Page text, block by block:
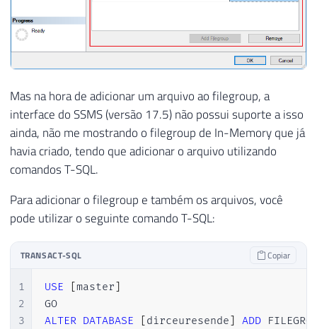
Mas na hora de adicionar um arquivo ao filegroup, a
interface do SSMS (versão 17.5) não possui suporte a isso
ainda, não me mostrando o filegroup de In-Memory que já
havia criado, tendo que adicionar o arquivo utilizando
comandos T-SQL.
Para adicionar o filegroup e também os arquivos, você
pode utilizar o seguinte comando T-SQL:
TRANSACT-SQL Copiar
1
2
3
USE master
GO
ALTER DATABASE dirceuresende ADD